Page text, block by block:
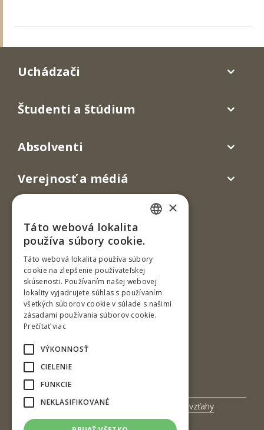
T. G. Masaryka 24
960 01 Zvolen
Uchádzači
Študenti a štúdium
Absolventi
Verejnosť a médiá
Univerzitný magazín
Medzinárodné vzťahy
Veda a výskum
Zamestnanci
×
Táto webová lokalita
používa súbory cookie.
Táto webová lokalita používa súbory
cookie na zlepšenie používateľskej
skúsenosti. Používaním našej webovej
lokality vyjadrujete súhlas s používaním
všetkých súborov cookie v súlade s našimi
zásadami používania súborov cookie.
Prečítať viac
VÝKONNOSŤ
CIELENIE
FUNKCIE
NEKLASIFIKOVANÉ